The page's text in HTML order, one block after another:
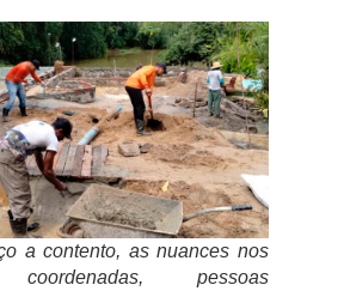
a contento, as nuances nos
coordenadas, pessoas